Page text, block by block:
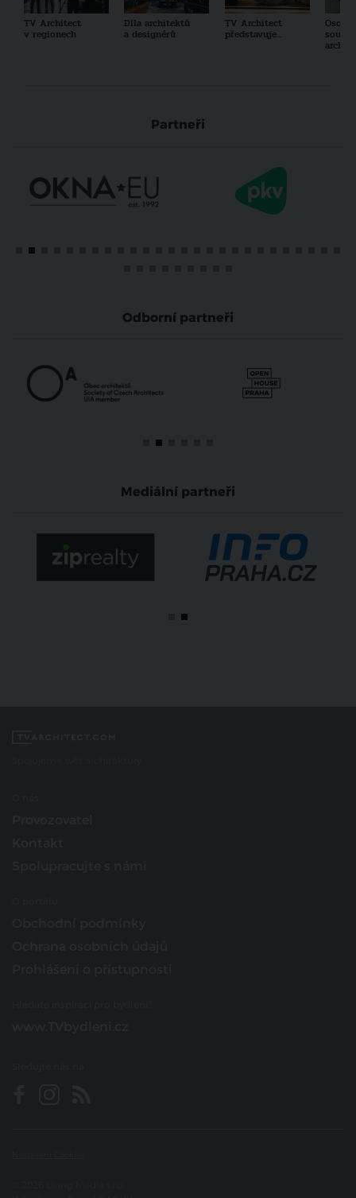
TV Architect
v regionech
Díla architektů
a designérů
TV Architect
představuje...
Partneři
Odborní partneři
Mediální partneři